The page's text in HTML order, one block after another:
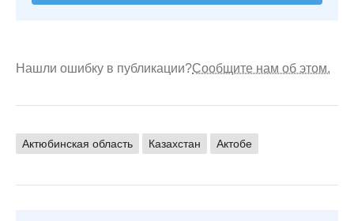
Нашли ошибку в публикации?Сообщите нам об этом.
Актюбинская область Казахстан Актобе